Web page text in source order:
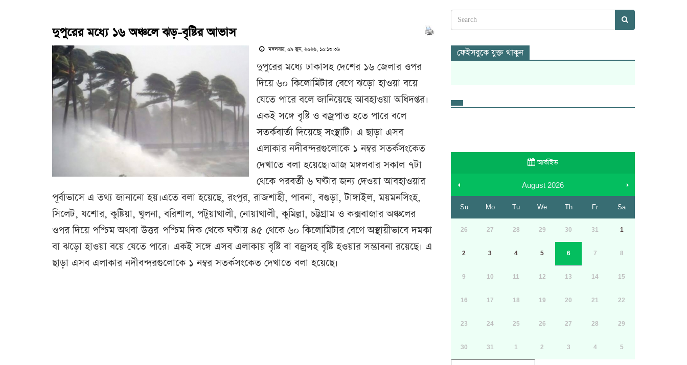
দুপুরের মধ্যে ১৬ অঞ্চলে ঝড়-বৃষ্টির আভাস
মঙ্গলবার, ০৯ জুন, ২০২৬, ১০:১৩:৩৬
দুপুরের মধ্যে ঢাকাসহ দেশের ১৬ জেলার ওপর
দিয়ে ৬০ কিলোমিটার বেগে ঝড়ো হাওয়া বয়ে
যেতে পারে বলে জানিয়েছে আবহাওয়া অধিদপ্তর।
একই সঙ্গে বৃষ্টি ও বজ্রপাত হতে পারে বলে
সতর্কবার্তা দিয়েছে সংস্থাটি। এ ছাড়া এসব
এলাকার নদীবন্দরগুলোকে ১ নম্বর সতর্কসংকেত
দেখাতে বলা হয়েছে।আজ মঙ্গলবার সকাল ৭টা
থেকে পরবর্তী ৬ ঘণ্টার জন্য দেওয়া আবহাওয়ার
পূর্বাভাসে এ তথ্য জানানো হয়।এতে বলা হয়েছে, রংপুর, রাজশাহী, পাবনা, বগুড়া, টাঙ্গাইল, ময়মনসিংহ,
সিলেট, যশোর, কুষ্টিয়া, খুলনা, বরিশাল, পটুয়াখালী, নোয়াখালী, কুমিল্লা, চট্টগ্রাম ও কক্সবাজার অঞ্চলের
ওপর দিয়ে পশ্চিম অথবা উত্তর-পশ্চিম দিক থেকে ঘণ্টায় ৪৫ থেকে ৬০ কিলোমিটার বেগে অস্থায়ীভাবে দমকা
বা ঝড়ো হাওয়া বয়ে যেতে পারে। একই সঙ্গে এসব এলাকায় বৃষ্টি বা বজ্রসহ বৃষ্টি হওয়ার সম্ভাবনা রয়েছে। এ
ছাড়া এসব এলাকার নদীবন্দরগুলোকে ১ নম্বর সতর্কসংকেত দেখাতে বলা হয়েছে।
ফেইসবুকে যুক্ত থাকুন
আর্কাইভ
August 2026
Su Mo Tu We Th Fr Sa
26 27 28 29 30 31 1
2 3 4 5 6 7 8
9 10 11 12 13 14 15
16 17 18 19 20 21 22
23 24 25 26 27 28 29
30 31 1 2 3 4 5